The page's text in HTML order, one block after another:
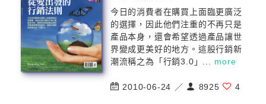
今日的消費者在購買上面臨更廣泛
的選擇，因此他們注重的不再只是
產品本身，還會希望透過產品讓世
界變成更美好的地方。這股行銷新
潮流稱之為「行銷3.0」... more
2010-06-24 ／ 8925 4